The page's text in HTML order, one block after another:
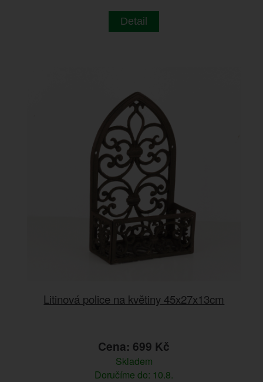
Detail
Litinová police na květiny 45x27x13cm
Cena: 699 Kč
Skladem
Doručíme do: 10.8.